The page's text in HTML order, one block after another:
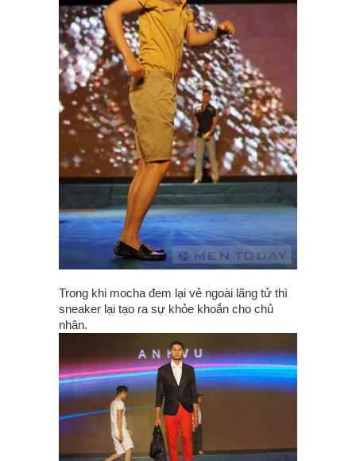
Trong khi mocha đem lại vẻ ngoài lãng tử thì
sneaker lại tạo ra sự khỏe khoắn cho chủ
nhân.